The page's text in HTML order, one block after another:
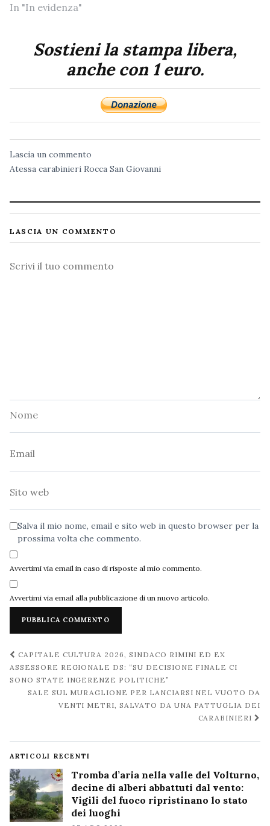
In "In evidenza"
Sostieni la stampa libera,
anche con 1 euro.
Lascia un commento
Atessa carabinieri Rocca San Giovanni
LASCIA UN COMMENTO
Commento
Salva il mio nome, email e sito web in questo browser per la
prossima volta che commento.
Avvertimi via email in caso di risposte al mio commento.
Avvertimi via email alla pubblicazione di un nuovo articolo.
Navigazione
post
CAPITALE CULTURA 2026, SINDACO RIMINI ED EX
ASSESSORE REGIONALE DS: “SU DECISIONE FINALE CI
SONO STATE INGERENZE POLITICHE”
SALE SUL MURAGLIONE PER LANCIARSI NEL VUOTO DA
VENTI METRI, SALVATO DA UNA PATTUGLIA DEI
CARABINIERI
ARTICOLI RECENTI
Tromba d’aria nella valle del Volturno,
decine di alberi abbattuti dal vento:
Vigili del fuoco ripristinano lo stato
dei luoghi